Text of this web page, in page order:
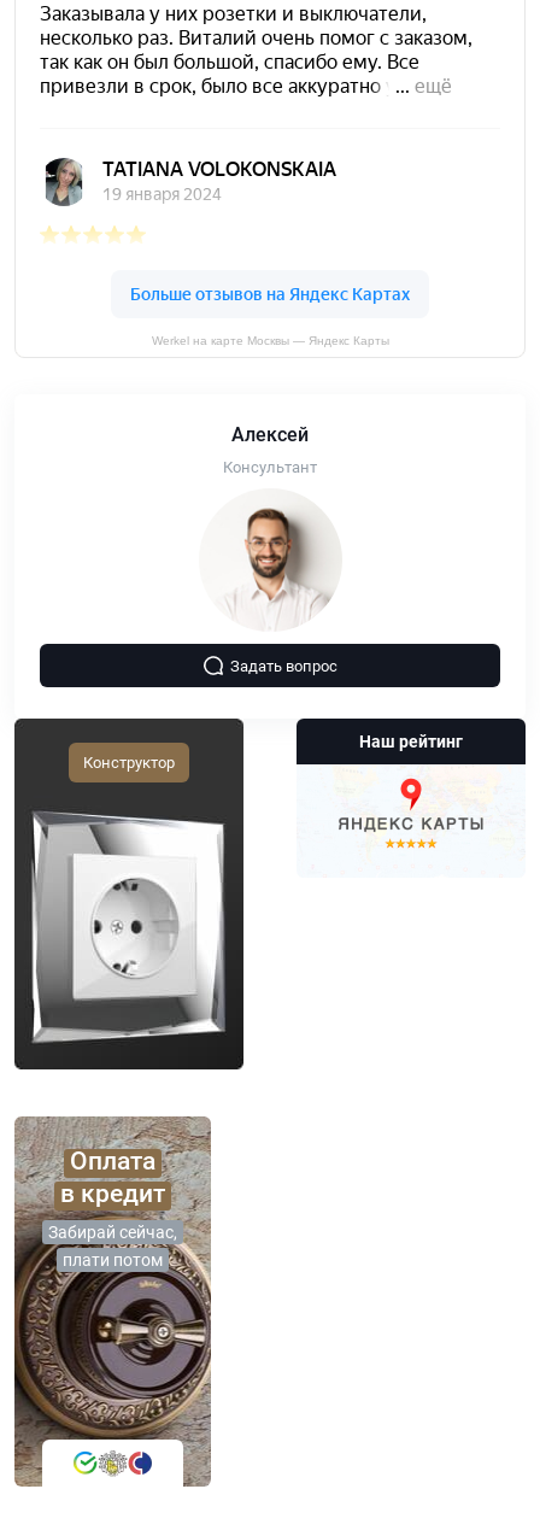
Алексей
Консультант
Задать вопрос
Конструктор
Наш рейтинг
Оплата
в кредит
Забирай сейчас,
плати потом
Werkel на карте Москвы — Яндекс Карты